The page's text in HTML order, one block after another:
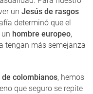
un Jesús de rasgos
determinó que el
hombre europeo,
tengan más semejanza
colombianos, hemos
que seguro se repite